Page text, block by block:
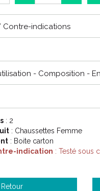
produits techniques sont
de loisirs et accompagner
CONFORT CHALEUR
indications
- Composition -
: 2
: Chaussettes Femme
: Boite carton
indication : Testé sous
Retour